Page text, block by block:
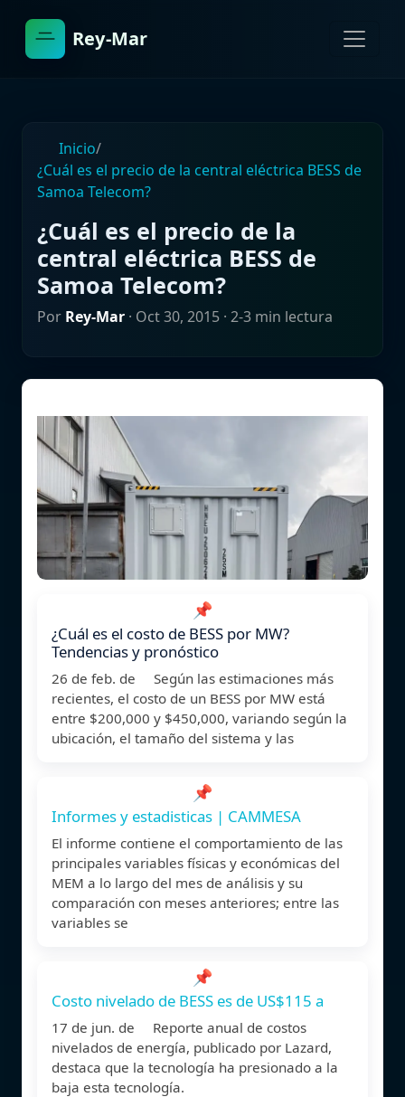
Rey-Mar
Inicio/
¿Cuál es el precio de la central eléctrica BESS de
Samoa Telecom?
¿Cuál es el precio de la
central eléctrica BESS de
Samoa Telecom?
Por Rey-Mar · Oct 30, 2015 · 2-3 min lectura
📌
¿Cuál es el costo de BESS por MW?
Tendencias y pronóstico
26 de feb. de Según las estimaciones más
recientes, el costo de un BESS por MW está
entre $200,000 y $450,000, variando según la
ubicación, el tamaño del sistema y las
📌
Informes y estadisticas | CAMMESA
El informe contiene el comportamiento de las
principales variables físicas y económicas del
MEM a lo largo del mes de análisis y su
comparación con meses anteriores; entre las
variables se
📌
Costo nivelado de BESS es de US$115 a
17 de jun. de Reporte anual de costos
nivelados de energía, publicado por Lazard,
destaca que la tecnología ha presionado a la
baja esta tecnología.